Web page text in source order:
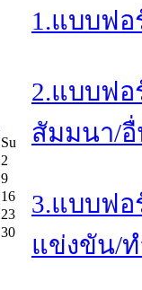
Su
2
9
16
23
30
1.แบบฟ
2.แบบฟ
สัมมนา/
3.แบบฟอ
แข่งขัน/